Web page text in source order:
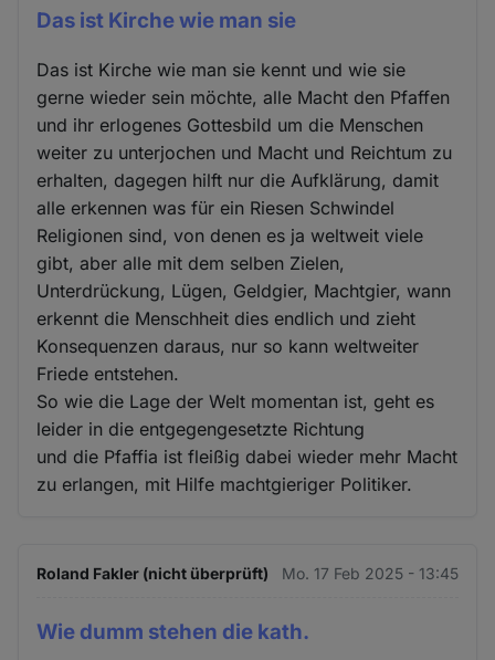
Das ist Kirche wie man sie
Das ist Kirche wie man sie kennt und wie sie
gerne wieder sein möchte, alle Macht den Pfaffen
und ihr erlogenes Gottesbild um die Menschen
weiter zu unterjochen und Macht und Reichtum zu
erhalten, dagegen hilft nur die Aufklärung, damit
alle erkennen was für ein Riesen Schwindel
Religionen sind, von denen es ja weltweit viele
gibt, aber alle mit dem selben Zielen,
Unterdrückung, Lügen, Geldgier, Machtgier, wann
erkennt die Menschheit dies endlich und zieht
Konsequenzen daraus, nur so kann weltweiter
Friede entstehen.
So wie die Lage der Welt momentan ist, geht es
leider in die entgegengesetzte Richtung
und die Pfaffia ist fleißig dabei wieder mehr Macht
zu erlangen, mit Hilfe machtgieriger Politiker.
Roland Fakler (nicht überprüft) Mo. 17 Feb 2025 - 13:45
Wie dumm stehen die kath.